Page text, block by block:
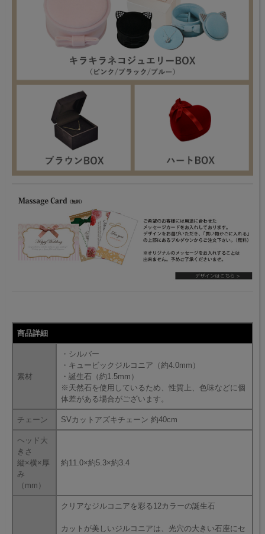
商品詳細
素材
・シルバー
・キュービックジルコニア（約4.0mm）
・誕生石（約1.5mm）
※天然石を使用しているため、性質上、色味などに個
体差がある場合がございます。
チェーン SVカットアズキチェーン 約40cm
ヘッド大
きさ
縦×横×厚
み
（mm）
約11.0×約5.3×約3.4
クリアなジルコニアを彩る12カラーの誕生石
カットが美しいジルコニアは、光穴の大きい石座にセ